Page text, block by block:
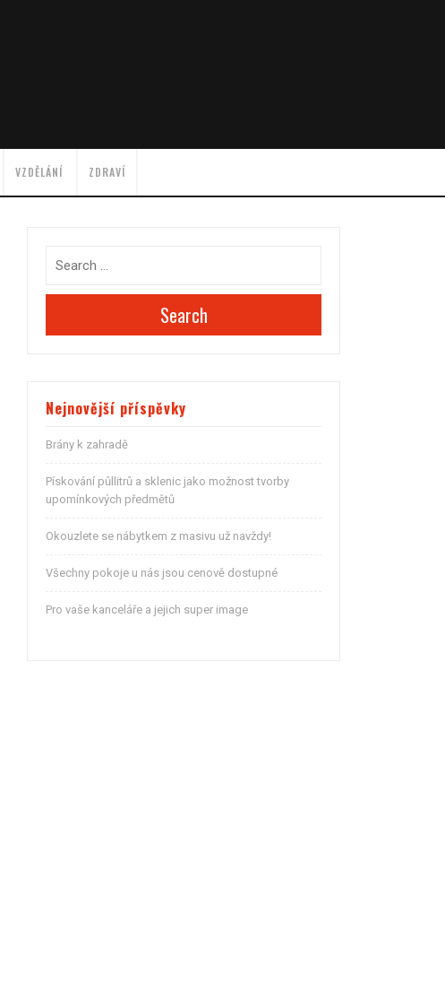
VZDĚLÁNÍ ZDRAVÍ
Search
Nejnovější příspěvky
Brány k zahradě
Pískování půllitrů a sklenic jako možnost tvorby
upomínkových předmětů
Okouzlete se nábytkem z masivu už navždy!
Všechny pokoje u nás jsou cenově dostupné
Pro vaše kanceláře a jejich super image